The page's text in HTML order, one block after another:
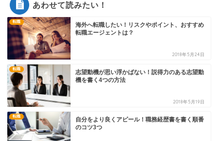
あわせて読みたい！
転職
海外へ転職したい！リスクやポイント、おすすめ
転職エージェントは？
2018年5月24日
転職
志望動機が思い浮かばない！説得力のある志望動
機を書く4つの方法
2018年5月19日
転職
自分をより良くアピール！職務経歴書を書く順番
のコツ3つ